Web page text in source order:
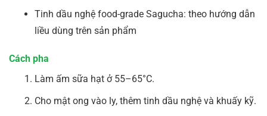
Tinh dầu nghệ food-grade Sagucha: theo hướng dẫn
liều dùng trên sản phẩm
Cách pha
Làm ấm sữa hạt ở 55–65°C.
Cho mật ong vào ly, thêm tinh dầu nghệ và khuấy kỹ.